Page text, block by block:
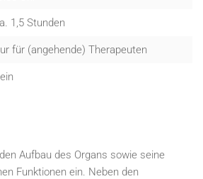
1,5 Stunden
für (angehende) Therapeuten
Aufbau des Organs sowie seine
Funktionen ein. Neben den